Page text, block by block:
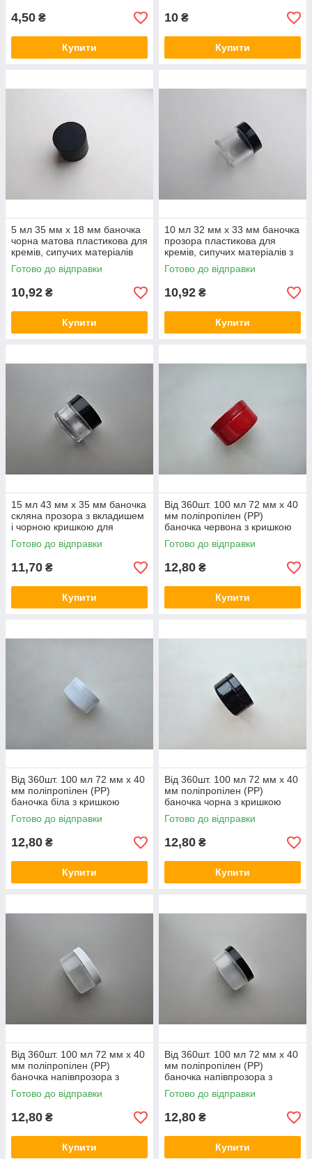
4,50 ₴
Купити
10 ₴
Купити
5 мл 35 мм х 18 мм баночка
чорна матова пластикова для
кремів, сипучих матеріалів
Готово до відправки
10,92 ₴
Купити
10 мл 32 мм х 33 мм баночка
прозора пластикова для
кремів, сипучих матеріалів з
чорною кришкою
Готово до відправки
10,92 ₴
Купити
15 мл 43 мм х 35 мм баночка
скляна прозора з вкладишем
і чорною кришкою для
кремів, сипучих матеріалів
Готово до відправки
11,70 ₴
Купити
Від 360шт. 100 мл 72 мм х 40
мм поліпропілен (PP)
баночка червона з кришкою
пластикова для кремів,
сипучих матеріалів
Готово до відправки
12,80 ₴
Купити
Від 360шт. 100 мл 72 мм х 40
мм поліпропілен (PP)
баночка біла з кришкою
пластикова для кремів,
сипучих матеріалів
Готово до відправки
12,80 ₴
Купити
Від 360шт. 100 мл 72 мм х 40
мм поліпропілен (PP)
баночка чорна з кришкою
пластикова для кремів,
сипучих матеріалів
Готово до відправки
12,80 ₴
Купити
Від 360шт. 100 мл 72 мм х 40
мм поліпропілен (PP)
баночка напівпрозора з
білою кришкою пластикова
для кремів сипучих
Готово до відправки
12,80 ₴
Купити
Від 360шт. 100 мл 72 мм х 40
мм поліпропілен (PP)
баночка напівпрозора з
чорною кришкою пластикова
для кремів, сипучих
Готово до відправки
12,80 ₴
Купити